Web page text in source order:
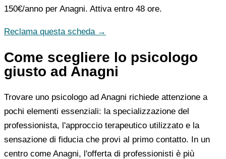
150€/anno per Anagni. Attiva entro 48 ore.
Reclama questa scheda →
Come scegliere lo psicologo
giusto ad Anagni
Trovare uno psicologo ad Anagni richiede attenzione a
pochi elementi essenziali: la specializzazione del
professionista, l'approccio terapeutico utilizzato e la
sensazione di fiducia che provi al primo contatto. In un
centro come Anagni, l'offerta di professionisti è più